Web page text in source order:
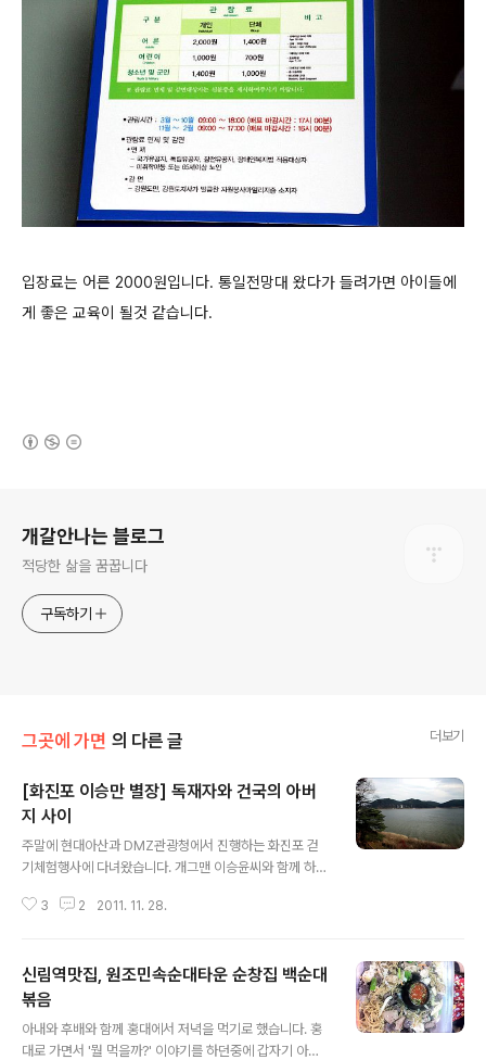
입장료는 어른 2000원입니다. 통일전망대 왔다가 들려가면 아이들에
게 좋은 교육이 될것 같습니다.
개갈안나는 블로그
적당한 삶을 꿈꿉니다
구독하기
그곳에 가면 의 다른 글 더보기
[화진포 이승만 별장] 독재자와 건국의 아버
지 사이
주말에 현대아산과 DMZ관광청에서 진행하는 화진포 걷
기체험행사에 다녀왔습니다. 개그맨 이승윤씨와 함께 하는
서 갔는데 강원도 고성이 멀긴 멀더군요. 그나저나 남북관
부는 겨울날씨에 가게들도 손님이 없이 텅빈것을 보니 쓸
쓸해 보이기도 하고 현재 남북관계의 모습같아 보이기도
했습니다. 이번 행사는 정체된 고성군 일대 경제활성화를
위해 경치가 빼어나기로 유명한 화진포 일대 관광을 체험
3 2 2011. 11. 28.
신림역맛집, 원조민속순대타운 순창집 백순대
볶음
아내와 후배와 함께 홍대에서 저녁을 먹기로 했습니다. 홍
대로 가면서 '뭘 먹을까?' 이야기를 하던중에 갑자기 아내